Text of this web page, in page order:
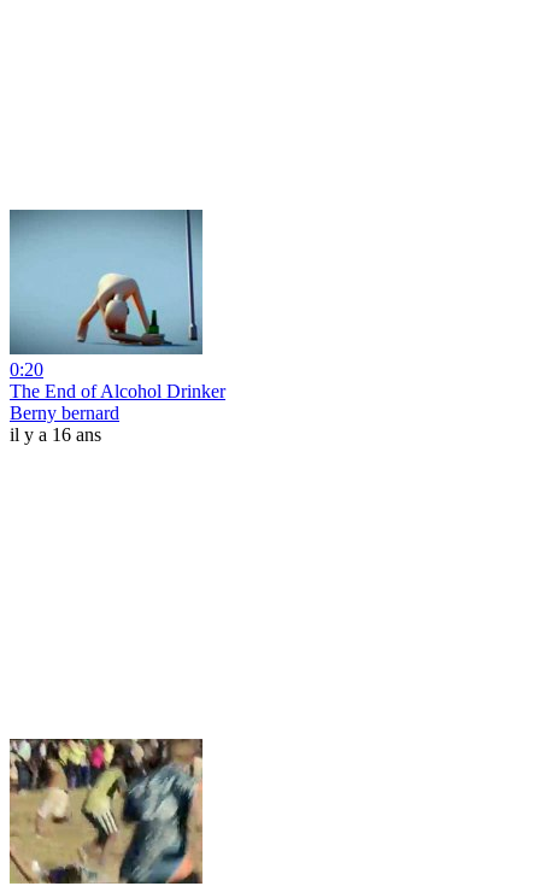
0:20
The End of Alcohol Drinker
Berny bernard
il y a 16 ans